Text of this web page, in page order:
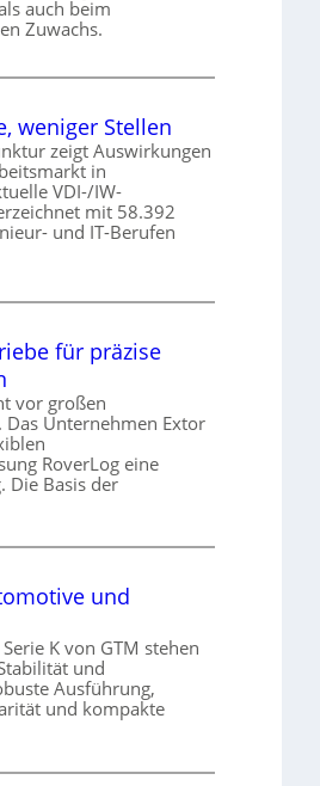
auch beim
Zuwachs.
weniger Stellen
zeigt Auswirkungen
in
VDI-/IW-
mit 58.392
und IT-Berufen
für präzise
vor großen
Unternehmen Extor
RoverLog eine
Die Basis der
und
K von GTM stehen
und
Ausführung,
und kompakte